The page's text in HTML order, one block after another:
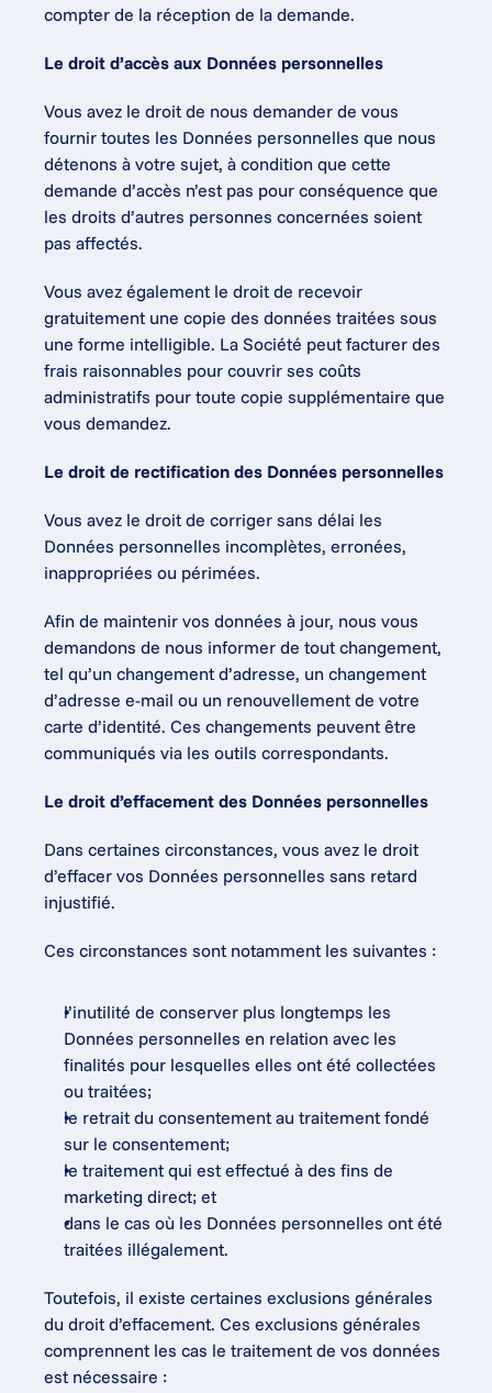
compter de la réception de la demande.
Le droit d’accès aux Données personnelles
Vous avez le droit de nous demander de vous
fournir toutes les Données personnelles que nous
détenons à votre sujet, à condition que cette
demande d’accès n’est pas pour conséquence que
les droits d’autres personnes concernées soient
pas affectés.
Vous avez également le droit de recevoir
gratuitement une copie des données traitées sous
une forme intelligible. La Société peut facturer des
frais raisonnables pour couvrir ses coûts
administratifs pour toute copie supplémentaire que
vous demandez.
Le droit de rectification des Données personnelles
Vous avez le droit de corriger sans délai les
Données personnelles incomplètes, erronées,
inappropriées ou périmées.
Afin de maintenir vos données à jour, nous vous
demandons de nous informer de tout changement,
tel qu’un changement d’adresse, un changement
d’adresse e-mail ou un renouvellement de votre
carte d’identité. Ces changements peuvent être
communiqués via les outils correspondants.
Le droit d’effacement des Données personnelles
Dans certaines circonstances, vous avez le droit
d’effacer vos Données personnelles sans retard
injustifié.
Ces circonstances sont notamment les suivantes :
l’inutilité de conserver plus longtemps les
Données personnelles en relation avec les
finalités pour lesquelles elles ont été collectées
ou traitées;
le retrait du consentement au traitement fondé
sur le consentement;
le traitement qui est effectué à des fins de
marketing direct; et
dans le cas où les Données personnelles ont été
traitées illégalement.
Toutefois, il existe certaines exclusions générales
du droit d’effacement. Ces exclusions générales
comprennent les cas le traitement de vos données
est nécessaire :